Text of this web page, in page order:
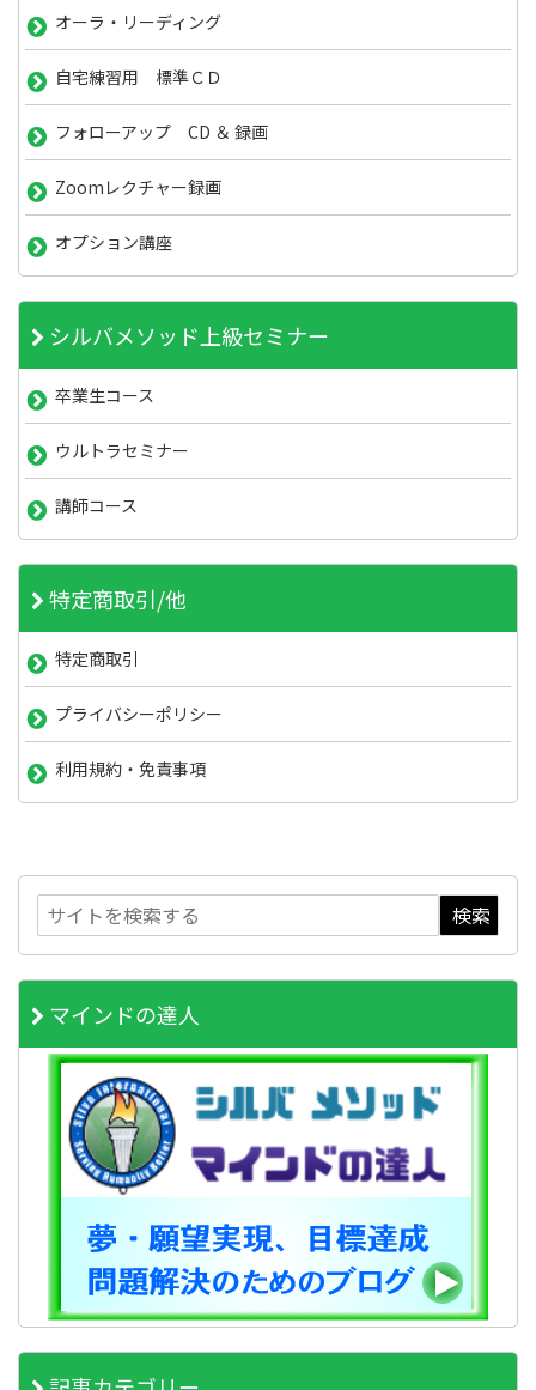
オーラ・リーディング
自宅練習用 標準ＣＤ
フォローアップ CD ＆ 録画
Zoomレクチャー録画
オプション講座
シルバメソッド上級セミナー
卒業生コース
ウルトラセミナー
講師コース
特定商取引/他
特定商取引
プライバシーポリシー
利用規約・免責事項
マインドの達人